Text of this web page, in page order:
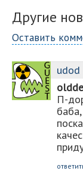
Другие
Оставить
udod
П-